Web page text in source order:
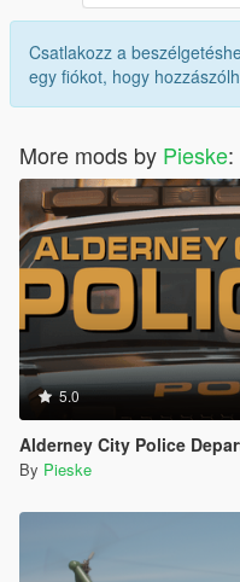
Csatlakozz a
egy fiókot, hogy
More mods by Pieske:
5.0
Alderney City Police Department
By Pieske